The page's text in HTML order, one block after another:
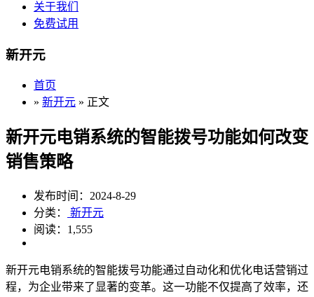
关于我们
免费试用
新开元
首页
» 新开元 » 正文
新开元电销系统的智能拨号功能如何改变
销售策略
发布时间：2024-8-29
分类：
新开元
阅读：1,555
新开元电销系统的智能拨号功能通过自动化和优化电话营销过
程，为企业带来了显著的变革。这一功能不仅提高了效率，还